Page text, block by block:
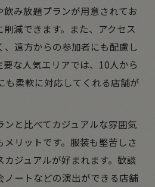
み放題プランが用意されてお
減できます。また、アクセス
、遠方からの参加者にも配慮し
な人気エリアでは、10人から
も柔軟に対応してくれる店舗が
と比べてカジュアルな雰囲気
リットです。服装も堅苦しさ
ジュアルが好まれます。歓談
ノートなどの演出ができる店舗